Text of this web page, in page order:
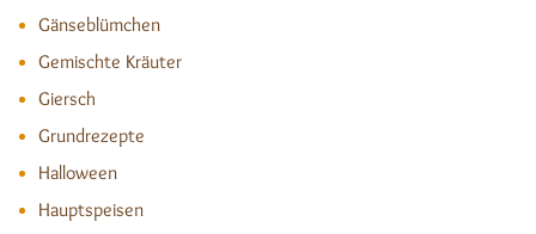
Gänseblümchen
Gemischte Kräuter
Giersch
Grundrezepte
Halloween
Hauptspeisen